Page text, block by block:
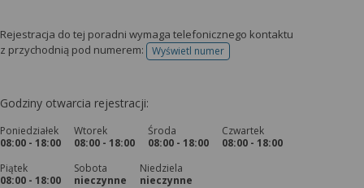
Rejestracja do tej poradni wymaga telefonicznego kontaktu
z przychodnią pod numerem:
Wyświetl numertelefonu do rejestracji
Godziny otwarcia rejestracji:
Poniedziałek
08:00 - 18:00
Wtorek
08:00 - 18:00
Środa
08:00 - 18:00
Czwartek
08:00 - 18:00
Piątek
08:00 - 18:00
Sobota
nieczynne
Niedziela
nieczynne